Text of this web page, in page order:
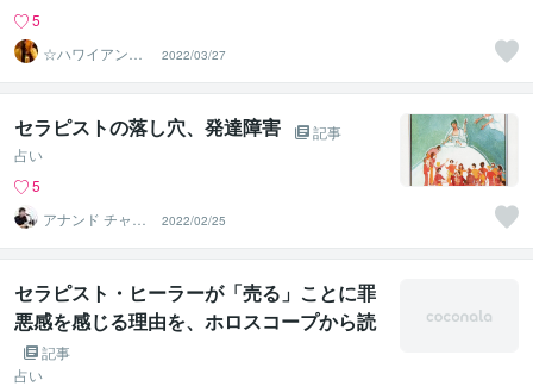
5
☆ハワイアンス
ピリチュル☆～
ハナイノウエ
2022/03/27
セラピストの落し穴、発達障害
記事
占い
5
アナンド チャラ
ム
2022/02/25
セラピスト・ヒーラーが「売る」ことに罪
悪感を感じる理由を、ホロスコープから読
む 記事
占い